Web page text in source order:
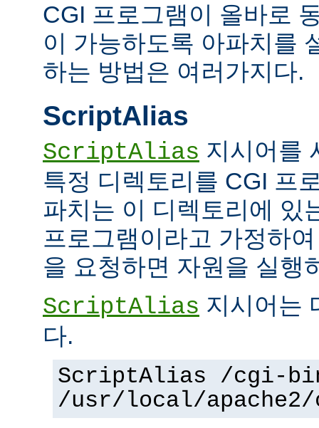
CGI 프로그램이 올바로
이 가능하도록 아파치를
하는 방법은 여러가지다.
ScriptAlias
ScriptAlias 지시어를
특정 디렉토리를 CGI 프
파치는 이 디렉토리에 있
프로그램이라고 가정하
을 요청하면 자원을 실행
ScriptAlias 지시어는
다.
ScriptAlias /cgi-
/usr/local/